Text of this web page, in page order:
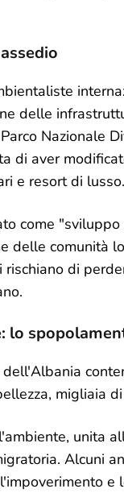
delle
Nazionale
di aver
e resort di lusso.
come
delle comunità
di
lo
migliaia
unita
Alcuni